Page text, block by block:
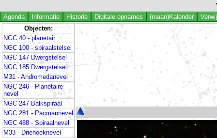
Agenda Informatie Historie Digitale opnames (maan)Kalender
Objecten:
NGC 40 - planetair
NGC 100 - spiraalstelsel
NGC 147 Dwergstelsel
NGC 185 Dwergstelsel
M31 - Andromedanevel
NGC 246 - Planetaire
nevel
NGC 247 Balkspiraal
NGC 281 - Pacmannevel
NGC 488 - Spiraalnevel
M33 - Driehoeknevel